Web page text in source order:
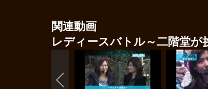
関連動画
レディースバトル～二階堂が